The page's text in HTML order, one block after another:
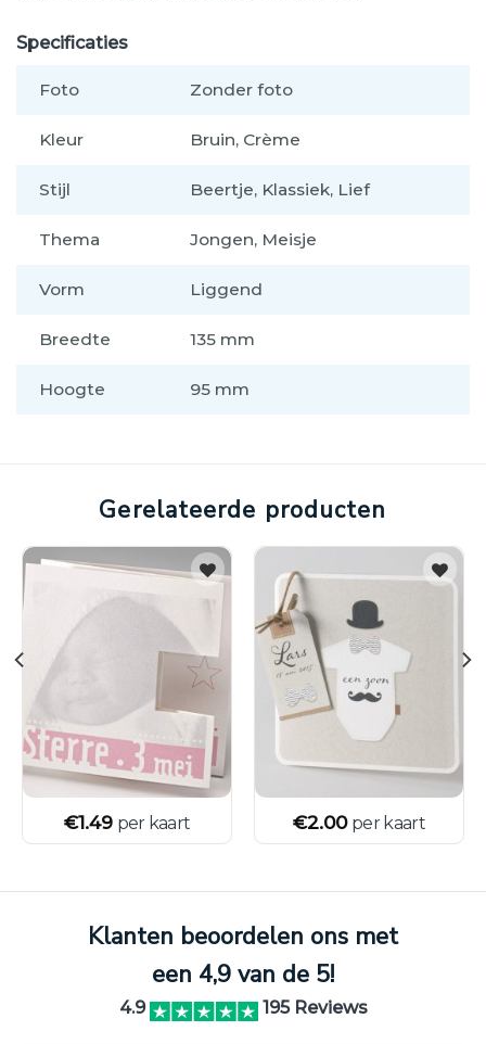
Specificaties
Foto Zonder foto
Kleur Bruin, Crème
Stijl Beertje, Klassiek, Lief
Thema Jongen, Meisje
Vorm Liggend
Breedte 135 mm
Hoogte 95 mm
Gerelateerde producten
€1.49 per kaart €2.00 per kaart
Klanten beoordelen ons met
een 4,9 van de 5!
4.9 195 Reviews